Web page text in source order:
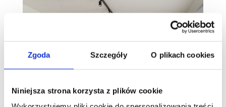
Zgoda Szczegóły O plikach cookies
Niniejsza strona korzysta z plików cookie